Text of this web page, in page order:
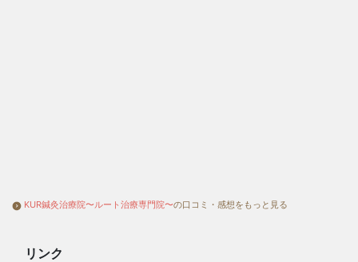
KUR鍼灸治療院〜ルート治療専門院〜の口コミ・感想をもっと見る
リンク